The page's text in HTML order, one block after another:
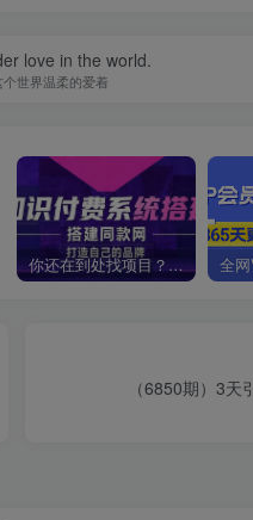
love in the world.
世界温柔的爱着
你还在到处找项目？还在当韭菜？我靠卖项目一个月收入5万+，曾经我也是个失败者。
（6850期）3